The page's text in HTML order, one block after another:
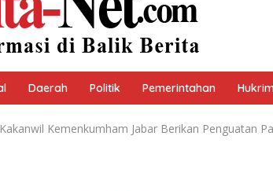
Daerah Politik Pemerintahan Hukrim
Kemenkumham Jabar Berikan Penguatan